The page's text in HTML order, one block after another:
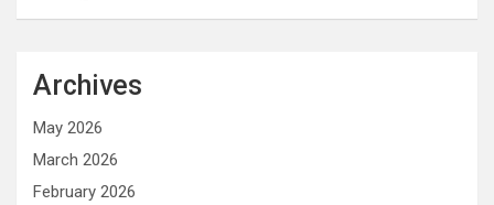
Archives
May 2026
March 2026
February 2026